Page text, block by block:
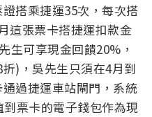
搭乘捷運35次，每次搭
這張票卡搭捷運扣款金
生可享現金回饋20%，
)，吳先生只須在4月到
過捷運車站閘門，系統
票卡的電子錢包作為現